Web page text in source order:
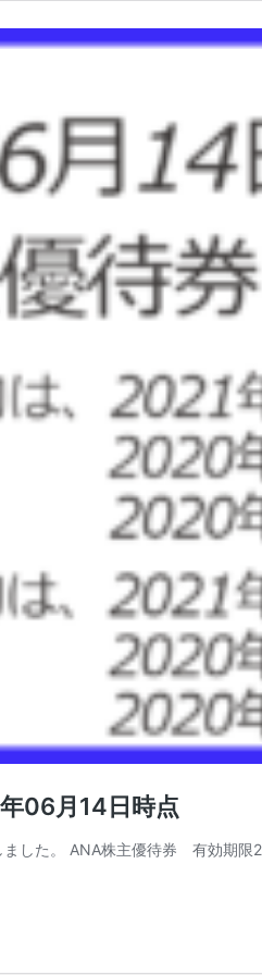
06月14日時点
した。 ANA株主優待券 有効期